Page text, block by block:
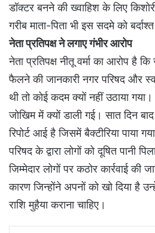
डॉक्टर बनने की ख्वाहिश के लिए
गरीब माता-पिता भी इस सदमे को
नेता प्रतिपक्ष ने लगाए गंभीर आरोप
नेता प्रतिपक्ष नीतू वर्मा का आराेप है
फैलने की जानकारी नगर परिषद और
थी तो कोई कदम क्यों नहीं उठाया
जोखिम में क्यों डाली गई। सात दिन
रिपोर्ट आई है जिसमें बैक्टीरिया पाया
परिषद के द्वारा लोगों को दूषित पानी
जिम्मेदार लोगों पर कठोर कार्रवाई की
कारण जिन्होंने अपनों को खो दिया है
राशि मुहैया कराना चाहिए।